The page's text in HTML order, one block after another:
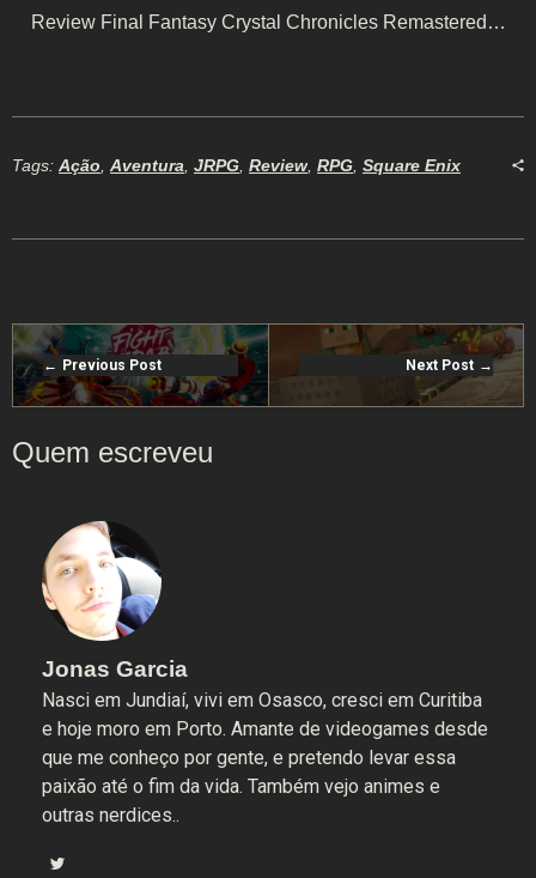
Review Final Fantasy Crystal Chronicles Remastered…
Tags: Ação Aventura JRPG Review RPG Square Enix
Previous Post Next Post
Jonas Garcia
Nasci em Jundiaí, vivi em Osasco, cresci em Curitiba
e hoje moro em Porto. Amante de videogames desde
que me conheço por gente, e pretendo levar essa
paixão até o fim da vida. Também vejo animes e
outras nerdices..